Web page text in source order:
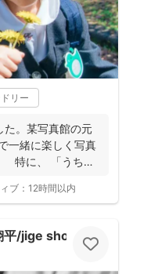
リー
た。某写真館の元
一緒に楽しく写真
特に、 「うち
ブ： 12時間以内
平/jige shohe）